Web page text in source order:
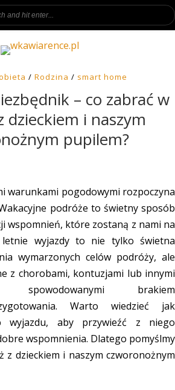
/ Rodzina / smart home
– co zabrać w
dzieckiem i naszym
pupilem?
warunkami pogodowymi rozpoczyna
podróże to świetny sposób
wspomnień, które zostaną z nami na
letnie wyjazdy to nie tylko świetna
wymarzonych celów podróży, ale
z chorobami, kontuzjami lub innymi
spowodowanymi brakiem
Warto wiedzieć jak
wyjazdu, aby przywieźć z niego
wspomnienia. Dlatego pomyślmy
z dzieckiem i naszym czworonożnym